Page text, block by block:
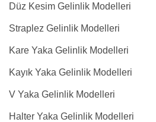
Düz Kesim Gelinlik Modelleri
Straplez Gelinlik Modelleri
Kare Yaka Gelinlik Modelleri
Kayık Yaka Gelinlik Modelleri
V Yaka Gelinlik Modelleri
Halter Yaka Gelinlik Modelleri